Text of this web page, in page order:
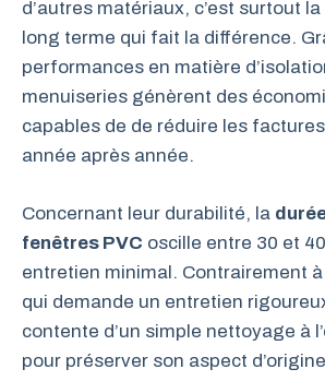
d’autres matériaux, c’est surtout
long terme qui fait la différence.
performances en matière
menuiseries génèrent des
capables de de réduire les
année après année.
Concernant leur durabilité, la
fenêtres PVC oscille entre 30 et
entretien minimal. Contrairement
qui demande un entretien
contente d’un simple nettoyage à
pour préserver son aspect